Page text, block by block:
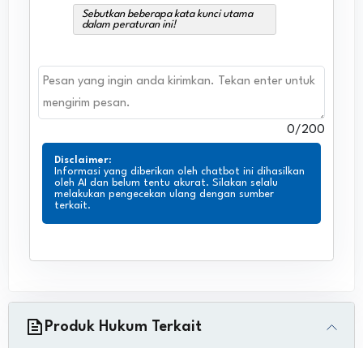
Sebutkan beberapa kata kunci utama
dalam peraturan ini!
0/200
Disclaimer:
Informasi yang diberikan oleh chatbot ini dihasilkan
oleh AI dan belum tentu akurat. Silakan selalu
melakukan pengecekan ulang dengan sumber
terkait.
Produk Hukum Terkait